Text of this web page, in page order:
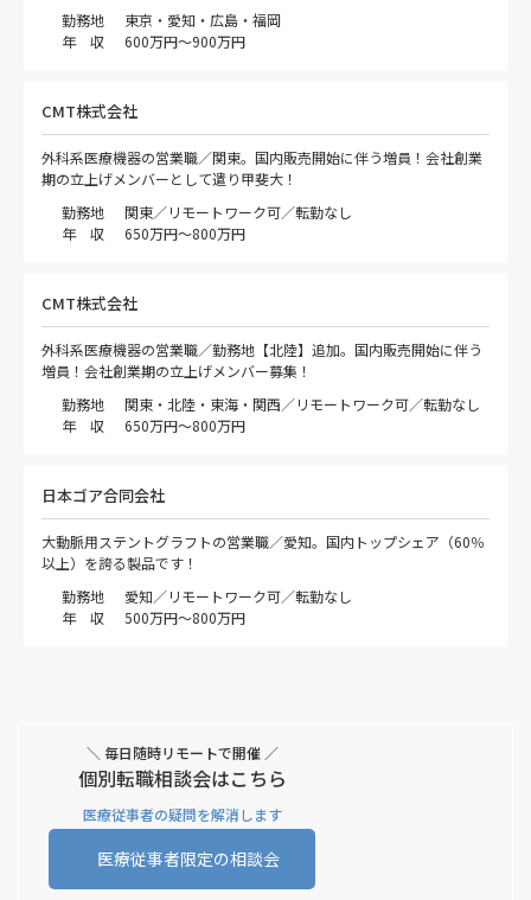
勤務地
東京・愛知・広島・福岡
年 収
600万円～900万円
CMT株式会社
外科系医療機器の営業職／関東。国内販売開始に伴う増員！会社創業
期の立上げメンバーとして遣り甲斐大！
勤務地
関東／リモートワーク可／転勤なし
年 収
650万円～800万円
CMT株式会社
外科系医療機器の営業職／勤務地【北陸】追加。国内販売開始に伴う
増員！会社創業期の立上げメンバー募集！
勤務地
関東・北陸・東海・関西／リモートワーク可／転勤なし
年 収
650万円～800万円
日本ゴア合同会社
大動脈用ステントグラフトの営業職／愛知。国内トップシェア（60％
以上）を誇る製品です！
勤務地
愛知／リモートワーク可／転勤なし
年 収
500万円～800万円
＼ 毎日随時リモートで開催 ／
個別転職相談会はこちら
医療従事者の疑問を解消します
医療従事者限定の相談会